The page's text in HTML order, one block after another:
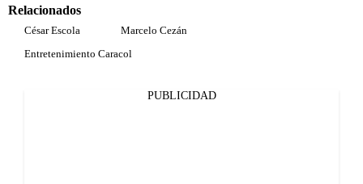
Relacionados
César Escola
Marcelo Cezán
Entretenimiento Caracol
PUBLICIDAD